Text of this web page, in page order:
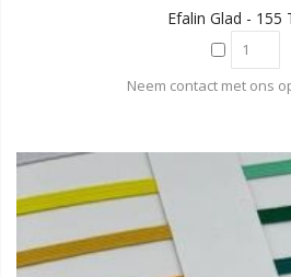
Efalin Glad - 155
Neem contact met ons